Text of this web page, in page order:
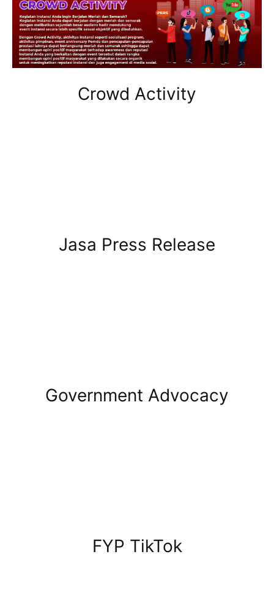
Crowd Activity
Jasa Press Release
Government Advocacy
FYP TikTok